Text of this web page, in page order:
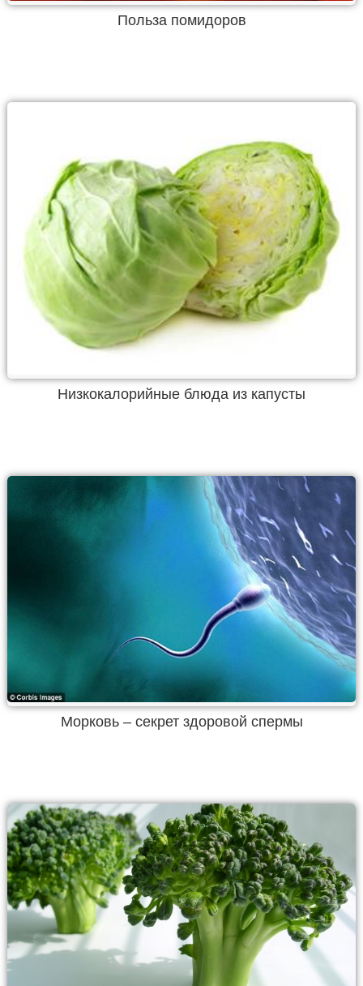
Польза помидоров
Низкокалорийные блюда из капусты
Морковь – секрет здоровой спермы